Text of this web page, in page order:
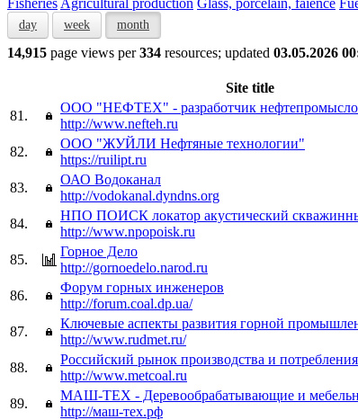
day week month
14,915 page views per334 resources; updated 03.05.2026
Site title
81.
ООО "НЕФТЕХ" - разработчик
http://www.nefteh.ru
82.
ООО "ЖУЙЛИ Нефтяные технологии"
https://ruilipt.ru
83.
ОАО Водоканал
http://vodokanal.dyndns.org
84.
НПО ПОИСК локатор акустический
http://www.npopoisk.ru
85.
Горное Дело
http://gornoedelo.narod.ru
86.
Форум горных инженеров
http://forum.coal.dp.ua/
87.
Ключевые аспекты развития горной
http://www.rudmet.ru/
88.
Российский рынок производства и потребления
http://www.metcoal.ru
89.
МАШ-ТЕХ - Деревообрабатывающие и
http://маш-тех.рф